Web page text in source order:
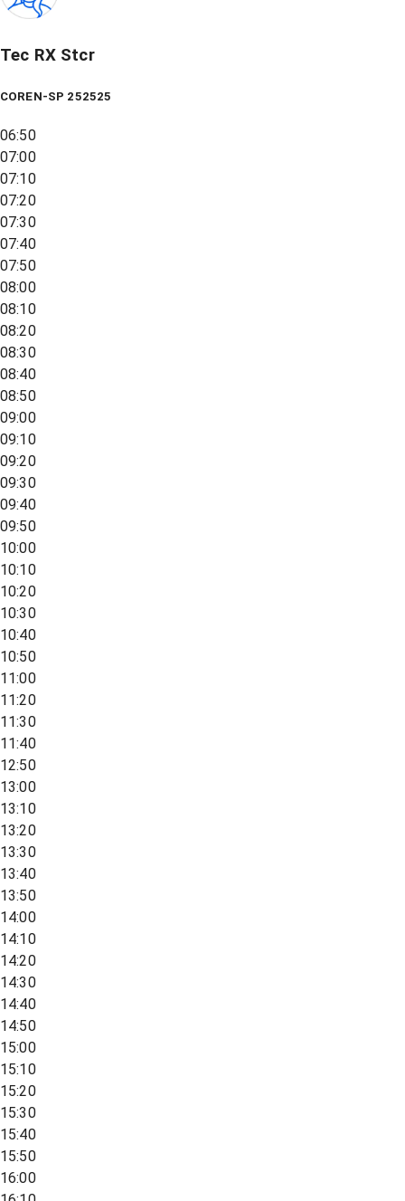
Tec RX Stcr
COREN-SP 252525
06:50
07:00
07:10
07:20
07:30
07:40
07:50
08:00
08:10
08:20
08:30
08:40
08:50
09:00
09:10
09:20
09:30
09:40
09:50
10:00
10:10
10:20
10:30
10:40
10:50
11:00
11:20
11:30
11:40
12:50
13:00
13:10
13:20
13:30
13:40
13:50
14:00
14:10
14:20
14:30
14:40
14:50
15:00
15:10
15:20
15:30
15:40
15:50
16:00